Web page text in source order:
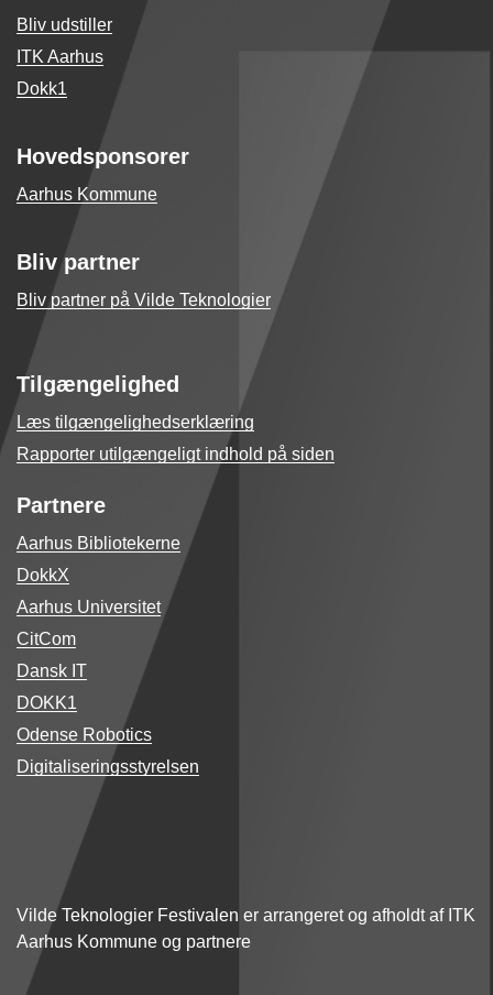
Bliv udstiller
ITK Aarhus
Dokk1
Hovedsponsorer
Aarhus Kommune
Bliv partner
Bliv partner på Vilde Teknologier
Tilgængelighed
Læs tilgængelighedserklæring
Rapporter utilgængeligt indhold på siden
Partnere
Aarhus Bibliotekerne
DokkX
Aarhus Universitet
CitCom
Dansk IT
DOKK1
Odense Robotics
Digitaliseringsstyrelsen
Vilde Teknologier Festivalen er arrangeret og afholdt af ITK
Aarhus Kommune og partnere